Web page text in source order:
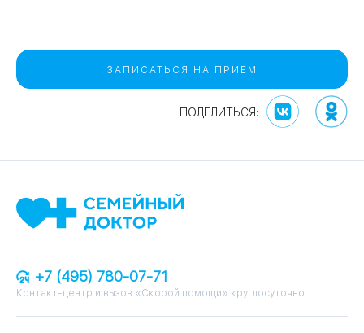
ЗАПИСАТЬСЯ НА ПРИЕМ
+7 (495) 780-07-71
Контакт-центр и вызов «Скорой помощи» круглосуточно